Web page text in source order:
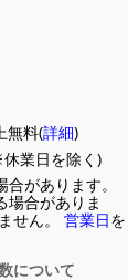
無料(詳細)
業日を除く)
があります。
場合がありま
せん。 営業日を
について